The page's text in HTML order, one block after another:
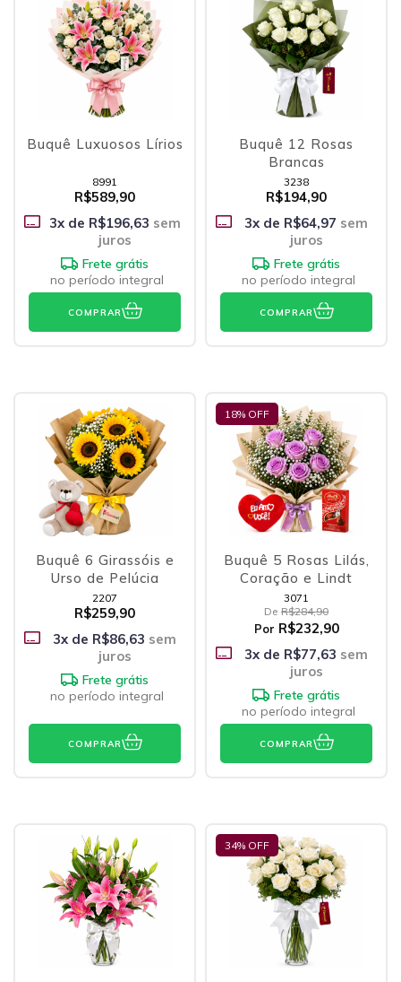
Buquê Luxuosos Lírios
8991
R$589,90
3x de R$196,63 sem
juros
Frete grátis
no período integral
COMPRAR
Buquê 12 Rosas
Brancas
3238
R$194,90
3x de R$64,97 sem
juros
Frete grátis
no período integral
COMPRAR
Buquê 6 Girassóis e
Urso de Pelúcia
2207
R$259,90
3x de R$86,63 sem
juros
Frete grátis
no período integral
COMPRAR
18% OFF
Buquê 5 Rosas Lilás,
Coração e Lindt
3071
De R$284,90
Por R$232,90
3x de R$77,63 sem
juros
Frete grátis
no período integral
COMPRAR
34% OFF